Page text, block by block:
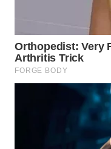
WAHANA
OTOMOTIF